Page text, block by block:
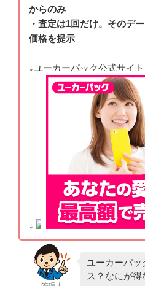
からのみ
・査定は1回だけ。そのデ
価格を提示
↓ユーカーパック公式サイ
↓
ユーカーパ
ス？なにが